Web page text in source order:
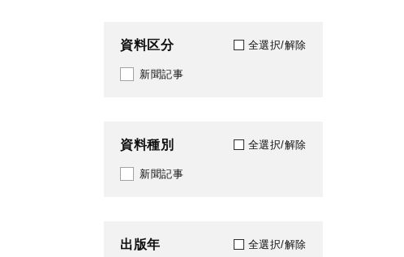
資料区分 全選択/解除
新聞記事
資料種別 全選択/解除
新聞記事
出版年 全選択/解除